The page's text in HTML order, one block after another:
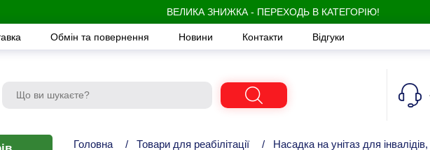
ВЕЛИКА ЗНИЖКА - ПЕРЕХОДЬ В КАТЕГОРІЮ!
Обмін та повернення Новини Контакти Відгуки
Головна / Товари для реабілітації / Насадка на унітаз для